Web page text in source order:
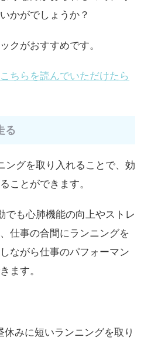
かがでしょうか？
クがおすすめです。
ちらを読んでいただけたら
る
ングを取り入れることで、効
ことができます。
でも心肺機能の向上やストレ
仕事の合間にランニングを
ながら仕事のパフォーマン
ます。
休みに短いランニングを取り